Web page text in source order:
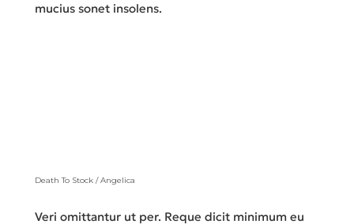
mucius sonet insolens.
Death To Stock / Angelica
Veri omittantur ut per. Reque dicit minimum eu